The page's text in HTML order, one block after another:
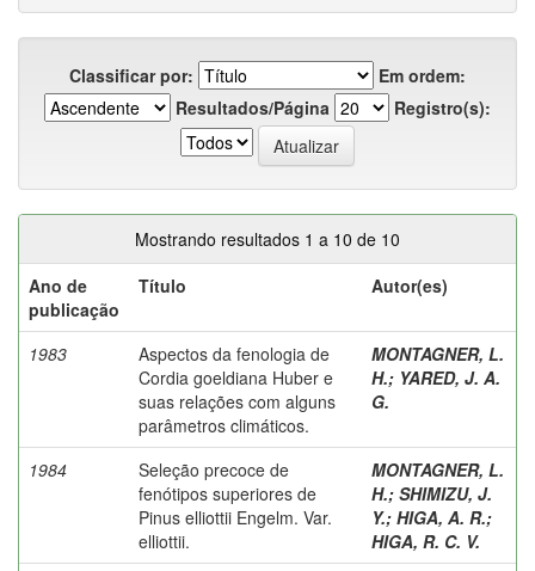
Classificar por:
Em ordem:
Resultados/Página
Registro(s):
Mostrando resultados 1 a 10 de 10
Ano de
publicação
Título Autor(es)
1983
Aspectos da fenologia de
Cordia goeldiana Huber e
suas relações com alguns
parâmetros climáticos.
MONTAGNER, L.
H.; YARED, J. A.
G.
1984
Seleção precoce de
fenótipos superiores de
Pinus elliottii Engelm. Var.
elliottii.
MONTAGNER, L.
H.; SHIMIZU, J.
Y.; HIGA, A. R.;
HIGA, R. C. V.